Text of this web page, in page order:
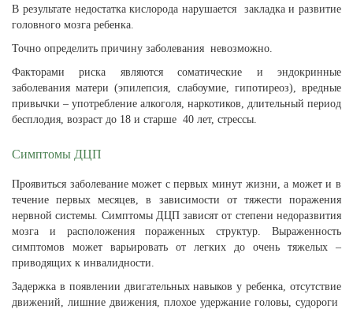
В результате недостатка кислорода нарушается закладка и развитие
головного мозга ребенка.
Точно определить причину заболевания невозможно.
Факторами риска являются соматические и эндокринные
заболевания матери (эпилепсия, слабоумие, гипотиреоз), вредные
привычки – употребление алкоголя, наркотиков, длительный период
бесплодия, возраст до 18 и старше 40 лет, стрессы.
Симптомы ДЦП
Проявиться заболевание может с первых минут жизни, а может и в
течение первых месяцев, в зависимости от тяжести поражения
нервной системы. Симптомы ДЦП зависят от степени недоразвития
мозга и расположения пораженных структур. Выраженность
симптомов может варьировать от легких до очень тяжелых –
приводящих к инвалидности.
Задержка в появлении двигательных навыков у ребенка, отсутствие
движений, лишние движения, плохое удержание головы, судороги